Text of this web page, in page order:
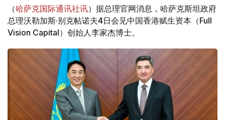
（哈萨克国际通讯社讯）据总理官网消息，哈萨克斯坦政府
总理沃勒加斯·别克帖诺夫4日会见中国香港赋生资本（Full
Vision Capital）创始人李家杰博士。